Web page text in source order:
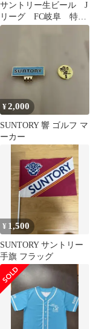
サントリー生ビール J
リーグ FC岐阜 特
典 ギフト用 紙袋
¥2,000
SUNTORY 響 ゴルフ マ
ーカー
¥ 1,500
SUNTORY サントリー
手旗 フラッグ